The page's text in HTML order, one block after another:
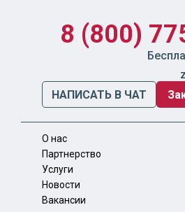
8 (800)
НАПИСАТЬ В ЧАТ
О нас
Партнерство
Услуги
Новости
Вакансии